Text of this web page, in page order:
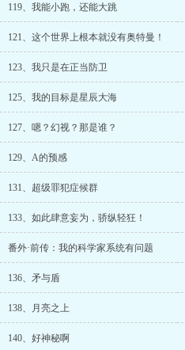
119、我能小跑，还能大跳
121、这个世界上根本就没有奥特曼！
123、我只是在正当防卫
125、我的目标是星辰大海
127、嗯？幻视？那是谁？
129、A的预感
131、超级罪犯症候群
133、如此肆意妄为，骄纵轻狂！
番外·前传：我的科学家系统有问题
136、矛与盾
138、月亮之上
140、好神秘啊